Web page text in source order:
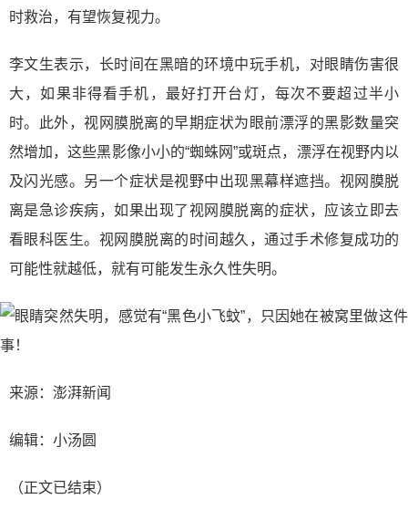
时救治，有望恢复视力。
李文生表示，长时间在黑暗的环境中玩手机，对眼睛伤害很
大，如果非得看手机，最好打开台灯，每次不要超过半小
时。此外，视网膜脱离的早期症状为眼前漂浮的黑影数量突
然增加，这些黑影像小小的“蜘蛛网”或斑点，漂浮在视野内以
及闪光感。另一个症状是视野中出现黑幕样遮挡。视网膜脱
离是急诊疾病，如果出现了视网膜脱离的症状，应该立即去
看眼科医生。视网膜脱离的时间越久，通过手术修复成功的
可能性就越低，就有可能发生永久性失明。
来源：澎湃新闻
编辑：小汤圆
（正文已结束）